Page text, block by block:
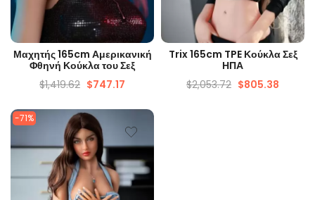
ΓΡΉΓΟΡΗ ΜΑΤΙΆ
Μαχητής 165cm Αμερικανική
Φθηνή Κούκλα του Σεξ
$1,419.62 $747.17
ΓΡΉΓΟΡΗ ΜΑΤΙΆ
Trix 165cm TPE Κούκλα Σεξ
ΗΠΑ
$2,053.72 $805.38
-71%